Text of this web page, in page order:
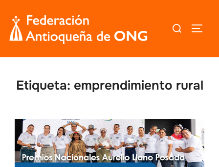
contenido
Buscar:
Etiqueta: emprendimiento rural